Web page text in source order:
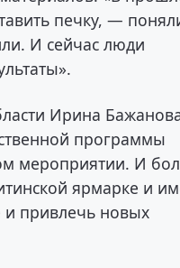
печку, —
И сейчас люди
Ирина
программы
мероприятии. И
ярмарке и
и привлечь новых